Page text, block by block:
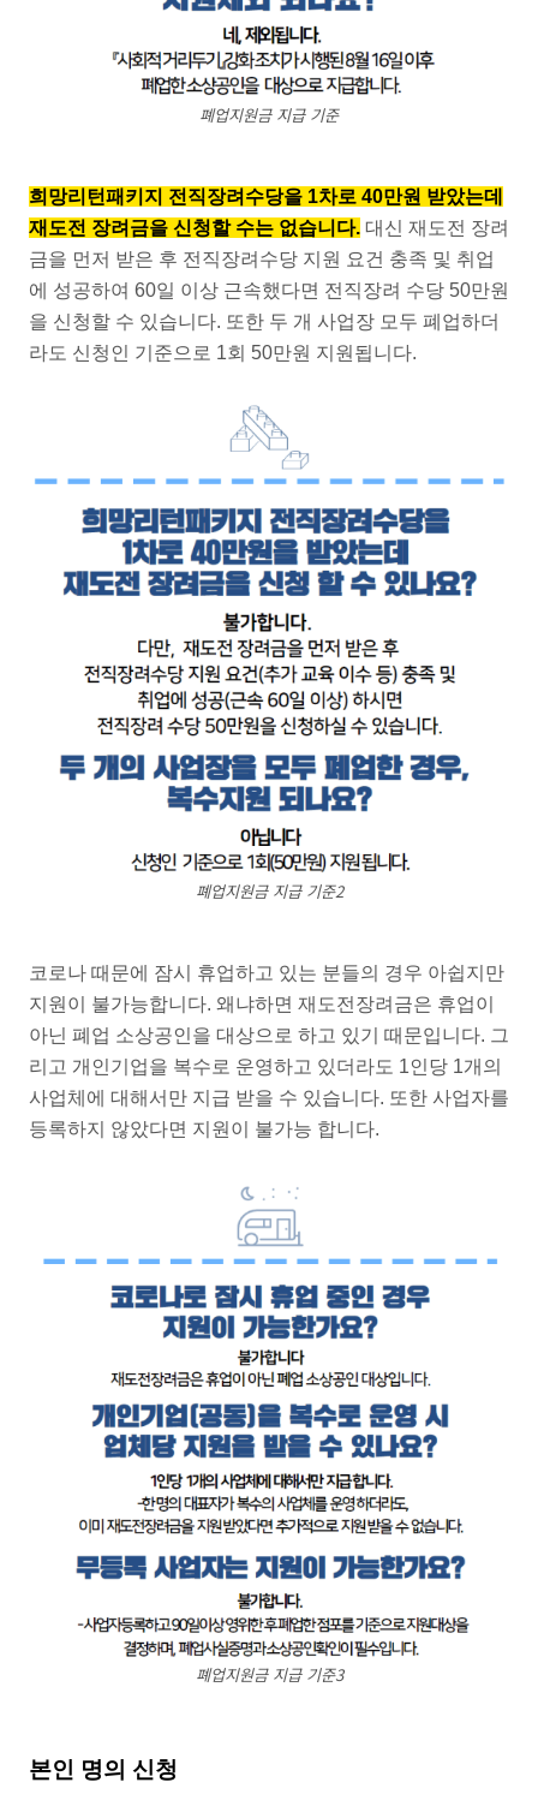
폐업지원금 지급 기준
희망리턴패키지 전직장려수당을 1차로 40만원 받았는데
재도전 장려금을 신청할 수는 없습니다. 대신 재도전 장려
금을 먼저 받은 후 전직장려수당 지원 요건 충족 및 취업
에 성공하여 60일 이상 근속했다면 전직장려 수당 50만원
을 신청할 수 있습니다. 또한 두 개 사업장 모두 폐업하더
라도 신청인 기준으로 1회 50만원 지원됩니다.
폐업지원금 지급 기준2
코로나 때문에 잠시 휴업하고 있는 분들의 경우 아쉽지만
지원이 불가능합니다. 왜냐하면 재도전장려금은 휴업이
아닌 폐업 소상공인을 대상으로 하고 있기 때문입니다. 그
리고 개인기업을 복수로 운영하고 있더라도 1인당 1개의
사업체에 대해서만 지급 받을 수 있습니다. 또한 사업자를
등록하지 않았다면 지원이 불가능 합니다.
폐업지원금 지급 기준3
본인 명의 신청